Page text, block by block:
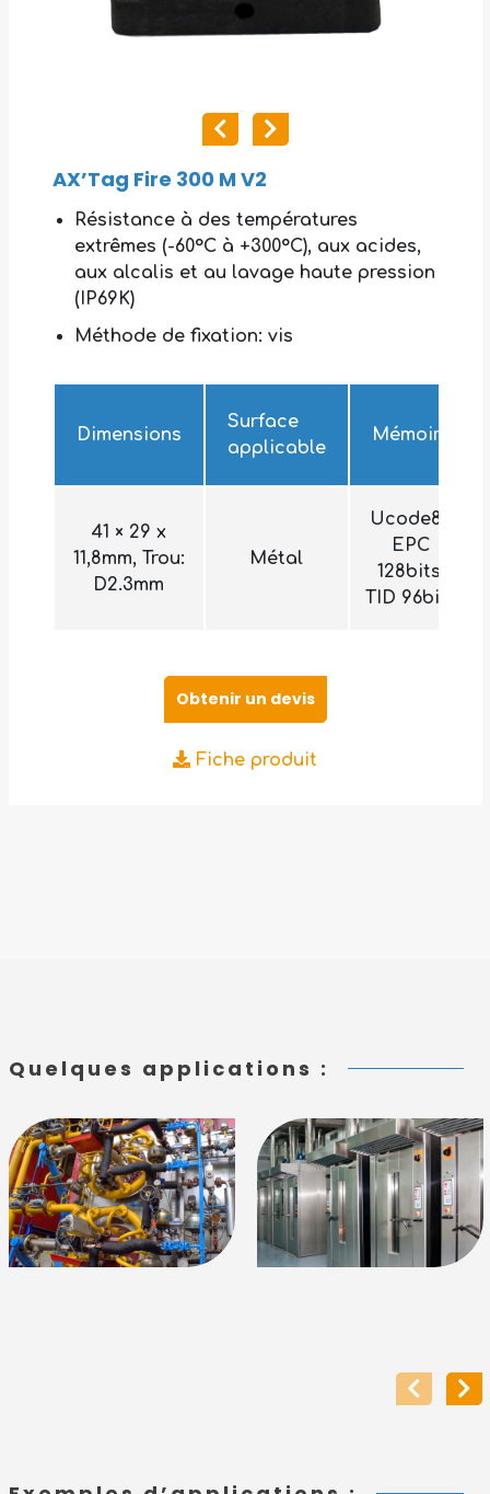
AX’Tag Fire 300 M V2
Résistance à des températures
extrêmes (-60°C à +300°C), aux acides,
aux alcalis et au lavage haute pression
(IP69K)
Méthode de fixation: vis
Dimensions
Surface
applicable
Mémoire
41 × 29 x
11,8mm, Trou:
D2.3mm
Métal
Ucode8 :
EPC
128bits,
TID 96bits
Obtenir un devis
Fiche produit
Quelques applications :